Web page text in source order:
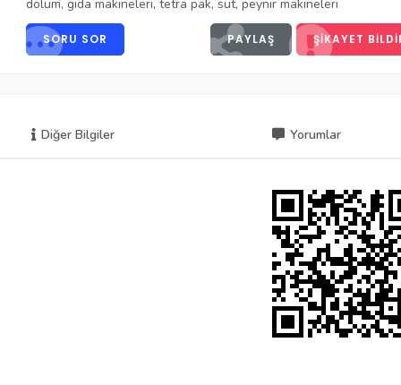
dolum, gıda makineleri, tetra pak, süt, peynir makineleri
SORU SOR PAYLAŞ ŞIKAYET
Diğer Bilgiler Yorumlar